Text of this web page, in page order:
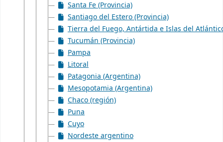
Santa Fe (Provincia)
Santiago del Estero (Provincia)
Tierra del Fuego, Antártida e Islas del
Tucumán (Provincia)
Pampa
Litoral
Patagonia (Argentina)
Mesopotamia (Argentina)
Chaco (región)
Puna
Cuyo
Nordeste argentino